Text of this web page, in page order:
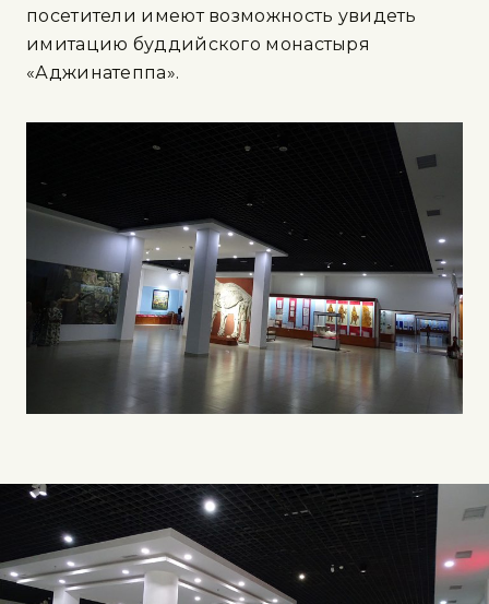
посетители имеют возможность увидеть
имитацию буддийского монастыря
«Аджинатеппа».